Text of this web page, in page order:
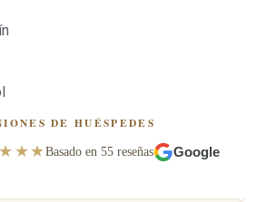
DE HUÉSPEDES
Basado en 55 reseñas Google